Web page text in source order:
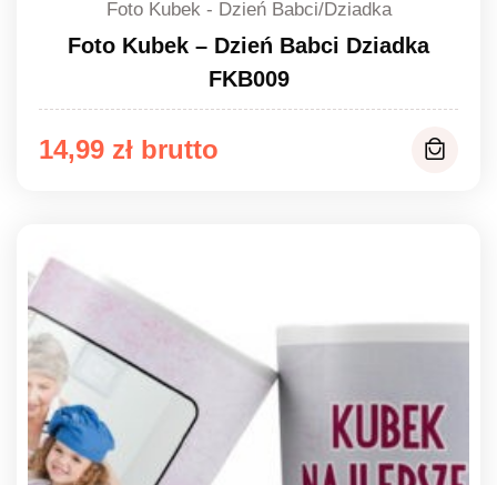
Foto Kubek - Dzień Babci/Dziadka
Foto Kubek – Dzień Babci Dziadka
FKB009
14,99 zł